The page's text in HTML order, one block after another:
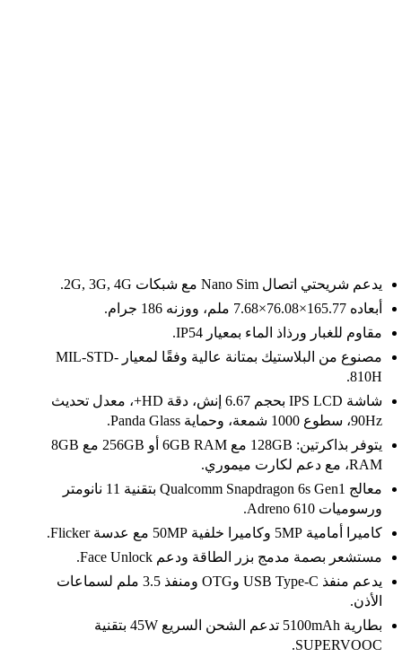
يدعم شريحتي اتصال Nano Sim مع شبكات 2G, 3G, 4G.
أبعاده 165.77×76.08×7.68 ملم، ووزنه 186 جرام.
مقاوم للغبار ورذاذ الماء بمعيار IP54.
مصنوع من البلاستيك بمتانة عالية وفقًا لمعيار MIL-STD-
810H.
شاشة IPS LCD بحجم 6.67 إنش، دقة HD+، معدل تحديث
90Hz، سطوع 1000 شمعة، وحماية Panda Glass.
يتوفر بذاكرتين: 128GB مع 6GB RAM أو 256GB مع 8GB
RAM، مع دعم لكارت ميموري.
معالج Qualcomm Snapdragon 6s Gen1 بتقنية 11 نانومتر
ورسوميات Adreno 610.
كاميرا أمامية 5MP وكاميرا خلفية 50MP مع عدسة Flicker.
مستشعر بصمة مدمج بزر الطاقة ودعم Face Unlock.
يدعم منفذ USB Type-C وOTG ومنفذ 3.5 ملم لسماعات
الأذن.
بطارية 5100mAh تدعم الشحن السريع 45W بتقنية
SUPERVOOC.